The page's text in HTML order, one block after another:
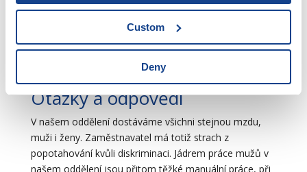
Custom
Deny
prostředí a podle jeho rizikovosti. Konečně pracovní
výkonnost posuzujeme podle intenzity a kvality
prováděných prací, pracovních schopností a pracovní
Otázky a odpovědi
V našem oddělení dostáváme všichni stejnou mzdu,
muži i ženy. Zaměstnavatel má totiž strach z
popotahování kvůli diskriminaci. Jádrem práce mužů v
našem oddělení jsou přitom těžké manuální práce, při